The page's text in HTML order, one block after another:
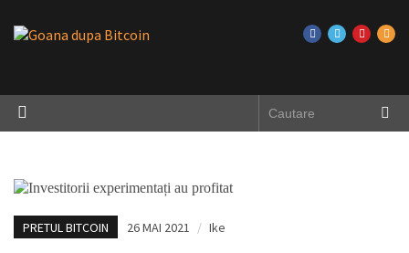
PRETUL BITCOIN 26 MAI 2021 / Ike